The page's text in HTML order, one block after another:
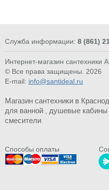
Служба информации: 8 (861)
Интернет-магазин сантехники
© Все права защищены. 2026
E-mail: info@santideal.ru
Магазин сантехники в
для ванной , душевые кабины
смесители
Cпособы оплаты